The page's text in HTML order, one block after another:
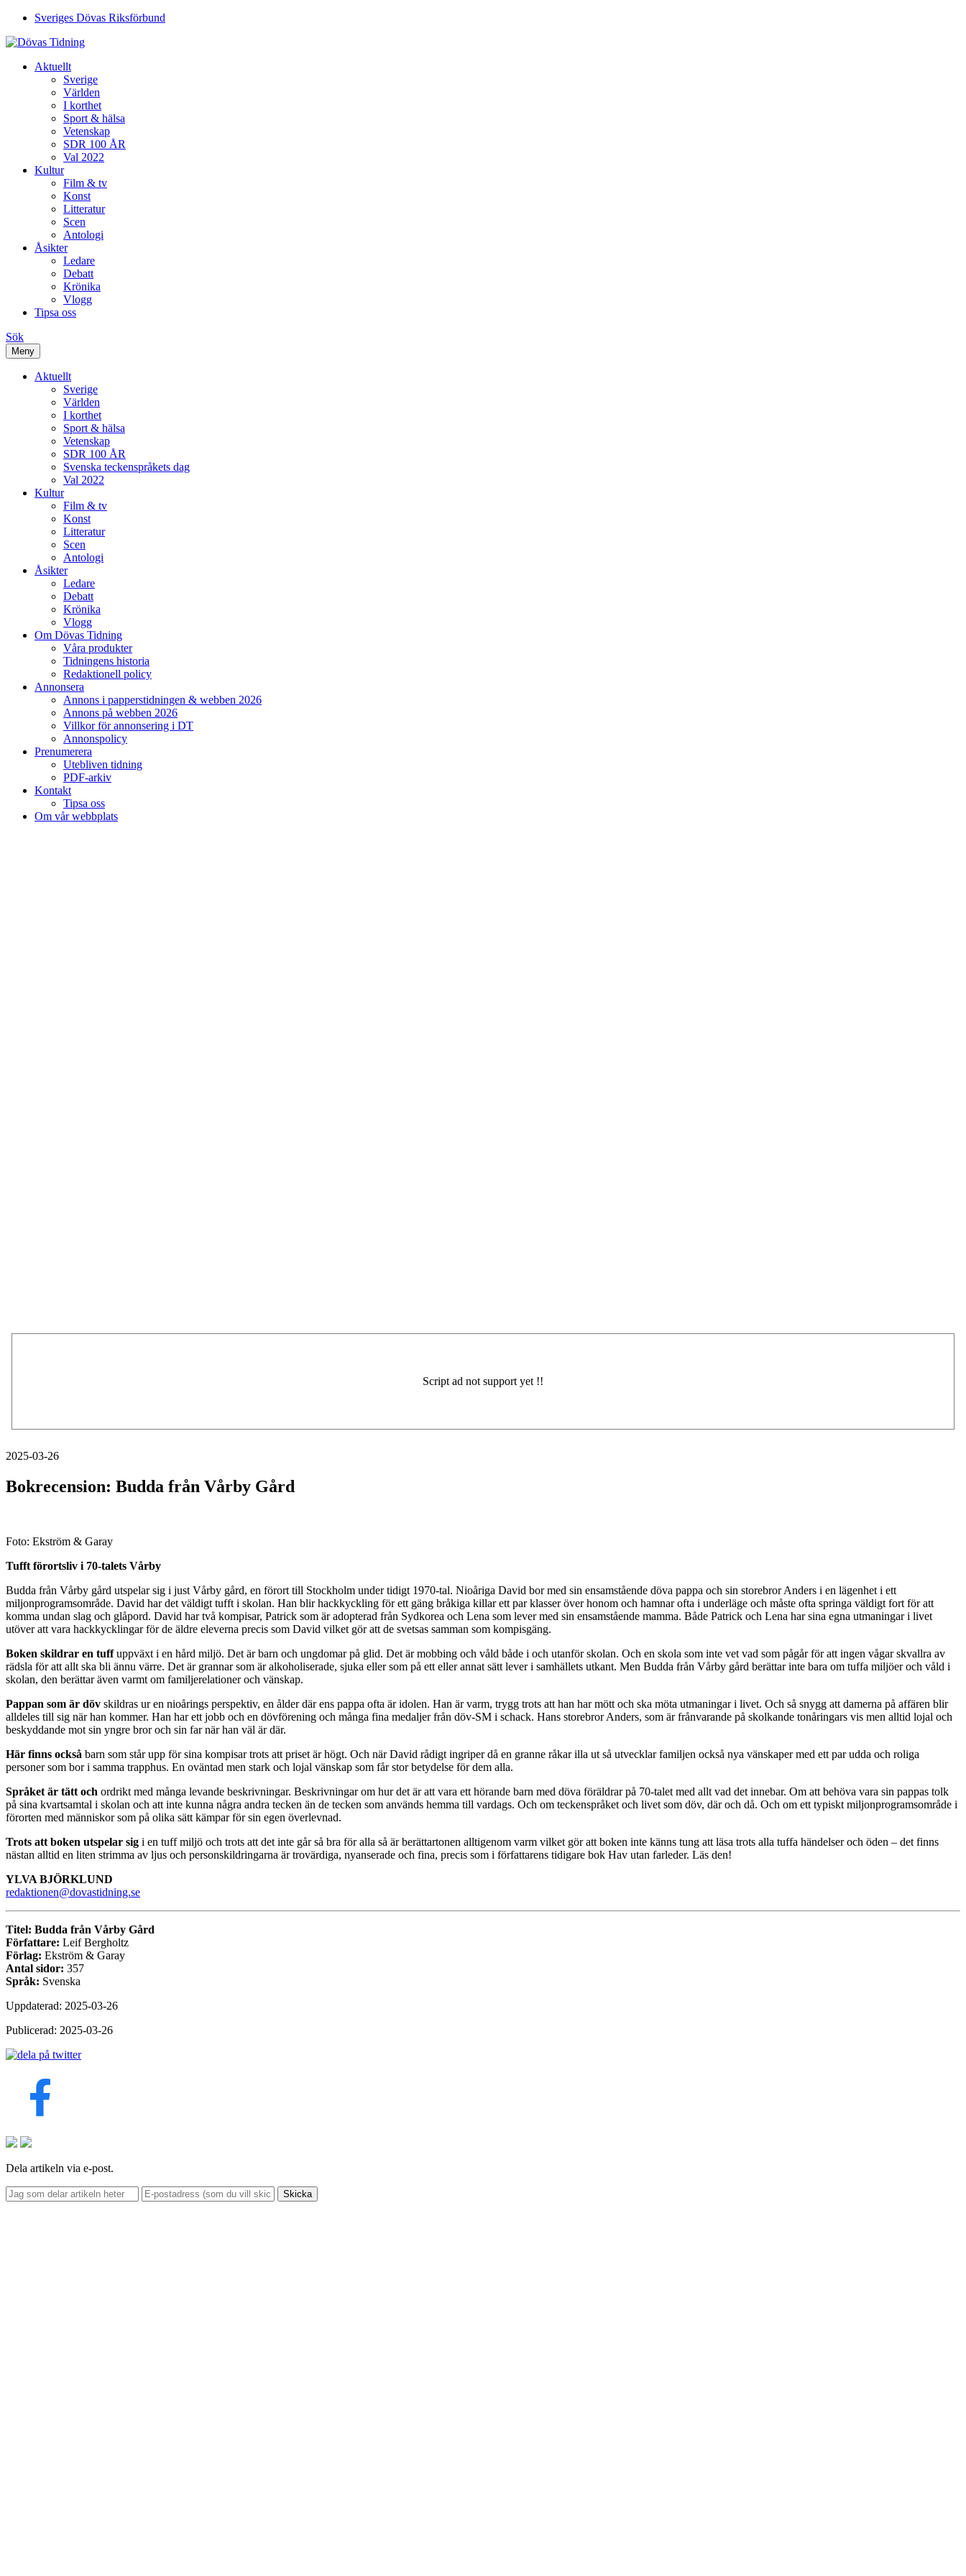
Sveriges Dövas Riksförbund
Aktuellt
Sverige
Världen
I korthet
Sport & hälsa
Vetenskap
SDR 100 ÅR
Val 2022
Kultur
Film & tv
Konst
Litteratur
Scen
Antologi
Åsikter
Ledare
Debatt
Krönika
Vlogg
Tipsa oss
Sök
Meny
Aktuellt
Sverige
Världen
I korthet
Sport & hälsa
Vetenskap
SDR 100 ÅR
Svenska teckenspråkets dag
Val 2022
Kultur
Film & tv
Konst
Litteratur
Scen
Antologi
Åsikter
Ledare
Debatt
Krönika
Vlogg
Om Dövas Tidning
Våra produkter
Tidningens historia
Redaktionell policy
Annonsera
Annons i papperstidningen & webben 2026
Annons på webben 2026
Villkor för annonsering i DT
Annonspolicy
Prenumerera
Utebliven tidning
PDF-arkiv
Kontakt
Tipsa oss
Om vår webbplats
2025-03-26
Bokrecension: Budda från Vårby Gård
Foto: Ekström & Garay
Tufft förortsliv i 70-talets Vårby
Budda från Vårby gård utspelar sig i just Vårby gård, en förort till Stockholm under tidigt 1970-tal. Nioåriga David bor med sin ensamstående döva pappa och sin storebror Anders i en lägenhet i ett
miljonprogramsområde. David har det väldigt tufft i skolan. Han blir hackkyckling för ett gäng bråkiga killar ett par klasser över honom och hamnar ofta i underläge och måste ofta springa väldigt fort för att
komma undan slag och glåpord. David har två kompisar, Patrick som är adopterad från Sydkorea och Lena som lever med sin ensamstående mamma. Både Patrick och Lena har sina egna utmaningar i livet
utöver att vara hackkycklingar för de äldre eleverna precis som David vilket gör att de svetsas samman som kompisgäng.
Boken skildrar en tuffuppväxt i en hård miljö. Det är barn och ungdomar på glid. Det är mobbing och våld både i och utanför skolan. Och en skola som inte vet vad som pågår för att ingen vågar skvallra av
rädsla för att allt ska bli ännu värre. Det är grannar som är alkoholiserade, sjuka eller som på ett eller annat sätt lever i samhällets utkant. Men Budda från Vårby gård berättar inte bara om tuffa miljöer och våld i
skolan, den berättar även varmt om familjerelationer och vänskap.
Pappan som är döv skildras ur en nioårings perspektiv, en ålder där ens pappa ofta är idolen. Han är varm, trygg trots att han har mött och ska möta utmaningar i livet. Och så snygg att damerna på affären blir
alldeles till sig när han kommer. Han har ett jobb och en dövförening och många fina medaljer från döv-SM i schack. Hans storebror Anders, som är frånvarande på skolkande tonåringars vis men alltid lojal och
beskyddande mot sin yngre bror och sin far när han väl är där.
Här finns också barn som står upp för sina kompisar trots att priset är högt. Och när David rådigt ingriper då en granne råkar illa ut så utvecklar familjen också nya vänskaper med ett par udda och roliga
personer som bor i samma trapphus. En oväntad men stark och lojal vänskap som får stor betydelse för dem alla.
Språket är tätt och ordrikt med många levande beskrivningar. Beskrivningar om hur det är att vara ett hörande barn med döva föräldrar på 70-talet med allt vad det innebar. Om att behöva vara sin pappas tolk
på sina kvartsamtal i skolan och att inte kunna några andra tecken än de tecken som används hemma till vardags. Och om teckenspråket och livet som döv, där och då. Och om ett typiskt miljonprogramsområde i
förorten med människor som på olika sätt kämpar för sin egen överlevnad.
Trots att boken utspelar sig i en tuff miljö och trots att det inte går så bra för alla så är berättartonen alltigenom varm vilket gör att boken inte känns tung att läsa trots alla tuffa händelser och öden – det finns
nästan alltid en liten strimma av ljus och personskildringarna är trovärdiga, nyanserade och fina, precis som i författarens tidigare bok Hav utan farleder. Läs den!
YLVA BJÖRKLUND
redaktionen@dovastidning.se
Titel: Budda från Vårby Gård
Författare: Leif Bergholtz
Förlag: Ekström & Garay
Antal sidor: 357
Språk: Svenska
Uppdaterad: 2025-03-26
Publicerad: 2025-03-26
Dela artikeln via e-post.
Skicka